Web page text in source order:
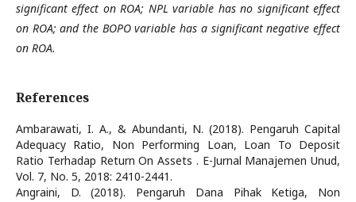
significant effect on ROA; NPL variable has no significant effect
on ROA; and the BOPO variable has a significant negative effect
on ROA.
References
Ambarawati, I. A., & Abundanti, N. (2018). Pengaruh Capital
Adequacy Ratio, Non Performing Loan, Loan To Deposit
Ratio Terhadap Return On Assets . E-Jurnal Manajemen Unud,
Vol. 7, No. 5, 2018: 2410-2441.
Angraini, D. (2018). Pengaruh Dana Pihak Ketiga, Non